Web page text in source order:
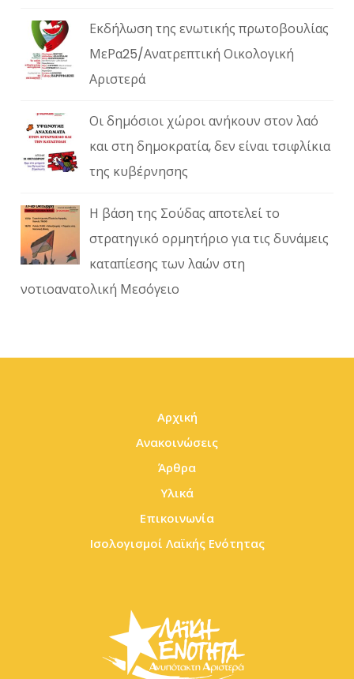
Εκδήλωση της ενωτικής πρωτοβουλίας
ΜεΡα25/Ανατρεπτική Οικολογική
Αριστερά
Οι δημόσιοι χώροι ανήκουν στον λαό
και στη δημοκρατία, δεν είναι τσιφλίκια
της κυβέρνησης
Η βάση της Σούδας αποτελεί το
στρατηγικό ορμητήριο για τις δυνάμεις
καταπίεσης των λαών στη
νοτιοανατολική Μεσόγειο
Αρχική
Ανακοινώσεις
Άρθρα
Υλικά
Επικοινωνία
Ισολογισμοί Λαϊκής Ενότητας